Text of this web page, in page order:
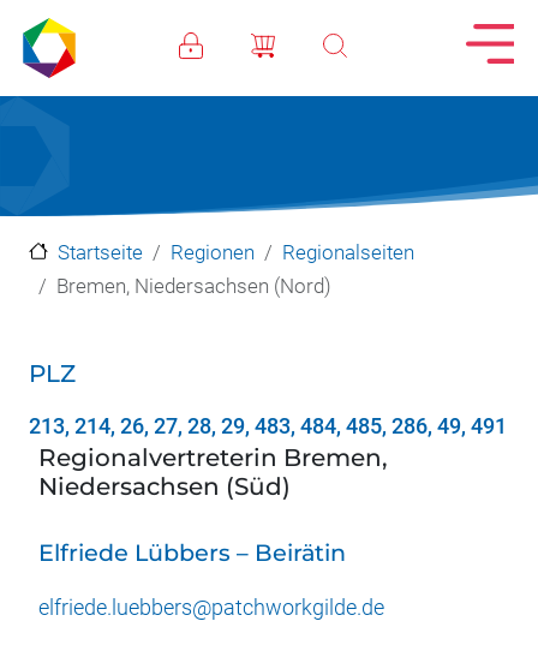
Direkt zum Inhalt
Startseite Regionen
Regionalseiten
Bremen, Niedersachsen (Nord)
PLZ
213, 214, 26, 27, 28, 29, 483, 484, 485, 286, 49, 491
Regionalvertreterin Bremen,
Niedersachsen (Süd)
Elfriede Lübbers – Beirätin
elfriede.luebbers@patchworkgilde.de